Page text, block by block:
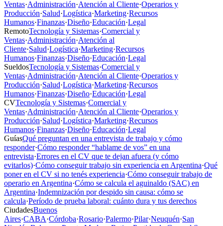
Ventas·Administración·Atención al Cliente·Operarios y
Producción·Salud·Logística·Marketing·Recursos
Humanos·Finanzas·Diseño·Educación·Legal
RemotoTecnología y Sistemas·Comercial y
Ventas·Administración·Atención al
Cliente·Salud·Logística·Marketing·Recursos
Humanos·Finanzas·Diseño·Educación·Legal
SueldosTecnología y Sistemas·Comercial y
Ventas·Administración·Atención al Cliente·Operarios y
Producción·Salud·Logística·Marketing·Recursos
Humanos·Finanzas·Diseño·Educación·Legal
CVTecnología y Sistemas·Comercial y
Ventas·Administración·Atención al Cliente·Operarios y
Producción·Salud·Logística·Marketing·Recursos
Humanos·Finanzas·Diseño·Educación·Legal
GuíasQué preguntan en una entrevista de trabajo y cómo
responder·Cómo responder “hablame de vos” en una
entrevista·Errores en el CV que te dejan afuera (y cómo
evitarlos)·Cómo conseguir trabajo sin experiencia en Argentina·Qué
poner en el CV si no tenés experiencia·Cómo conseguir trabajo de
operario en Argentina·Cómo se calcula el aguinaldo (SAC) en
Argentina·Indemnización por despido sin causa: cómo se
calcula·Período de prueba laboral: cuánto dura y tus derechos
CiudadesBuenos
Aires·CABA·Córdoba·Rosario·Palermo·Pilar·Neuquén·San